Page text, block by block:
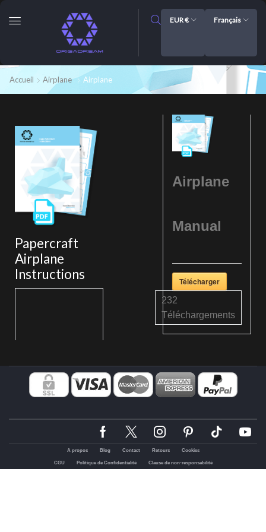
EUR € Français
Accueil Airplane Airplane
Papercraft
Airplane
Instructions
Airplane
Manual
Télécharger
232
Téléchargements
A propos Blog Contact Retours Cookies
CGU Politique de Confidentialité Clause de non-responsabilité